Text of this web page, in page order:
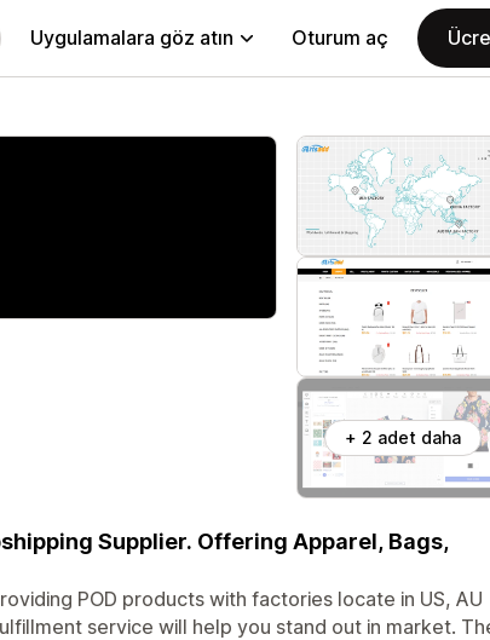
Uygulamalara göz atın Oturum aç
+ 2 adet daha
Supplier. Offering Apparel, Bags,
POD products with factories locate in US, AU
service will help you stand out in market.